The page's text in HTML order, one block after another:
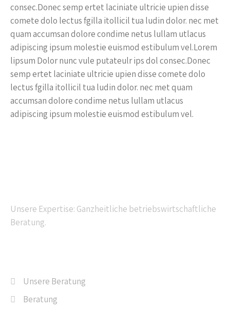
consec.Donec semp ertet laciniate ultricie upien disse
comete dolo lectus fgilla itollicil tua ludin dolor. nec met
quam accumsan dolore condime netus lullam utlacus
adipiscing ipsum molestie euismod estibulum vel.Lorem
lipsum Dolor nunc vule putateulr ips dol consec.Donec
semp ertet laciniate ultricie upien disse comete dolo
lectus fgilla itollicil tua ludin dolor. nec met quam
accumsan dolore condime netus lullam utlacus
adipiscing ipsum molestie euismod estibulum vel.
Unsere Expertise: Ganzheitliche betriebswirtschaftliche
Beratung.
Unsere Beratung
Beratung